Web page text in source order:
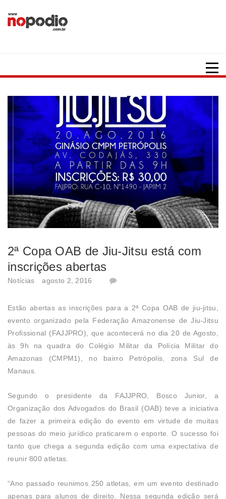
2ª Copa OAB de Jiu-Jitsu está com
inscrições abertas
Notícias agosto 2, 2016
Estão abertas as inscrições para a 2ª Copa OAB de jiu-jitsu,
evento organizado pela Federação Amazonense de Jiu-Jitsu
Profissional (FAJJPRO), que acontecerá no dia 20 de Agosto,
às 9h na quadra do Colégio Militar da Polícia Militar do
Amazonas (CMPM1), no bairro Petrópolis, zona Sul de
Manaus.
Segundo o presidente da FAJJPRO, Bosco Junior, a
Organização dos Advogados do Brasil (OAB) teve a iniciativa
de fazer a primeira edição do evento em virtude de muitas
pessoas do meio jurídico praticarem o esporte. O sucesso foi
tanto que chega a segunda edição com uma expectativa de
reunir 800 atletas.
“Ano passado reunimos 250 atletas, em um evento destinado
apenas para alunos de direito. Nessa segunda edição será